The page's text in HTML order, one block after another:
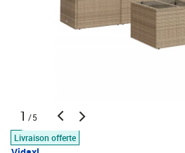
1 /5
Livraison offerte